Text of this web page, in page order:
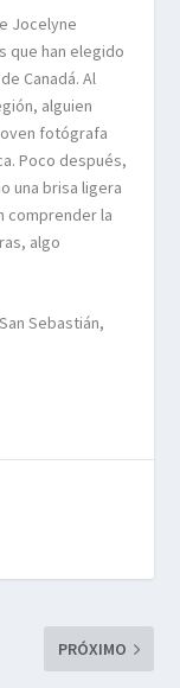
Jocelyne
que han elegido
Canadá. Al
alguien
fotógrafa
Poco después,
una brisa ligera
comprender la
algo
Sebastián,
PRÓXIMO